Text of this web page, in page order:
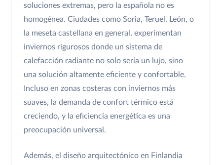
soluciones extremas, pero la española no es
homogénea. Ciudades como Soria, Teruel, León, o
la meseta castellana en general, experimentan
inviernos rigurosos donde un sistema de
calefacción radiante no solo sería un lujo, sino
una solución altamente eficiente y confortable.
Incluso en zonas costeras con inviernos más
suaves, la demanda de confort térmico está
creciendo, y la eficiencia energética es una
preocupación universal.
Además, el diseño arquitectónico en Finlandia